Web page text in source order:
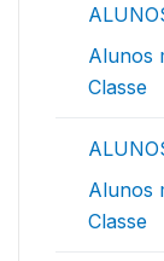
Alunos
Classe
Alunos
Classe